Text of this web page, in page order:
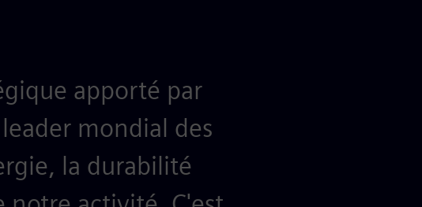
apporté par
mondial des
la durabilité